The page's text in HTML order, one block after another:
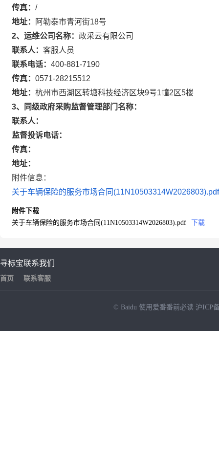
传真： /
地址：
阿勒泰市青河街18号
2、运维公司名称： 政采云有限公司
联系人： 客服人员
联系电话： 400-881-7190
传真： 0571-28215512
地址： 杭州市西湖区转塘科技经济区块9号1幢2区5楼
3、同级政府采购监督管理部门名称：
联系人：
监督投诉电话：
传真：
地址：
附件信息：
关于车辆保险的服务市场合同(11N10503314W2026803).pdf
附件下载
关于车辆保险的服务市场合同(11N10503314W2026803).pdf
下载
寻标宝
首页
联系我们
联系客服
© Baidu 使用爱番番前必读 沪ICP